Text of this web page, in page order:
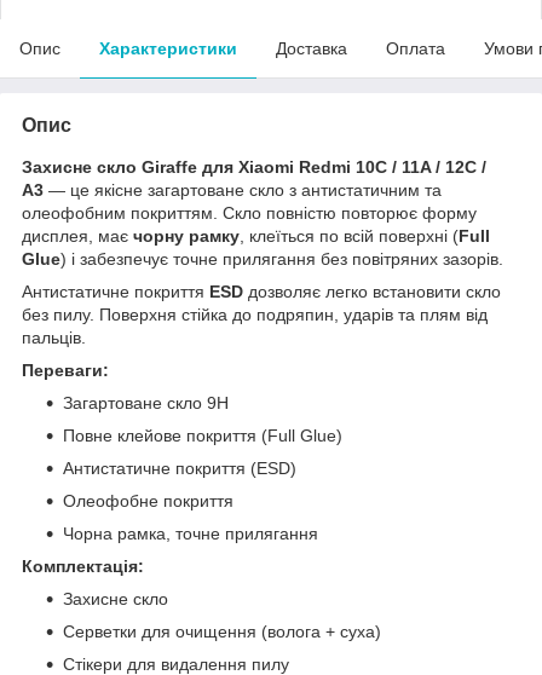
Опис Характеристики Доставка Оплата Умови
Опис
Захисне скло Giraffe для Xiaomi Redmi 10C / 11A / 12C /
A3 — це якісне загартоване скло з антистатичним та
олеофобним покриттям. Скло повністю повторює форму
дисплея, має чорну рамку , клеїться по всій поверхні (Full
Glue) і забезпечує точне прилягання без повітряних зазорів.
Антистатичне покриття ESD дозволяє легко встановити скло
без пилу. Поверхня стійка до подряпин, ударів та плям від
пальців.
Переваги:
Загартоване скло 9H
Повне клейове покриття (Full Glue)
Антистатичне покриття (ESD)
Олеофобне покриття
Чорна рамка, точне прилягання
Комплектація:
Захисне скло
Серветки для очищення (волога + суха)
Стікери для видалення пилу